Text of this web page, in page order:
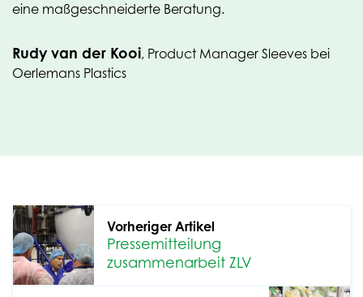
eine maßgeschneiderte Beratung.
Rudy van der Kooi, Product Manager Sleeves bei
Oerlemans Plastics
Vorheriger Artikel
Pressemitteilung
zusammenarbeit ZLV